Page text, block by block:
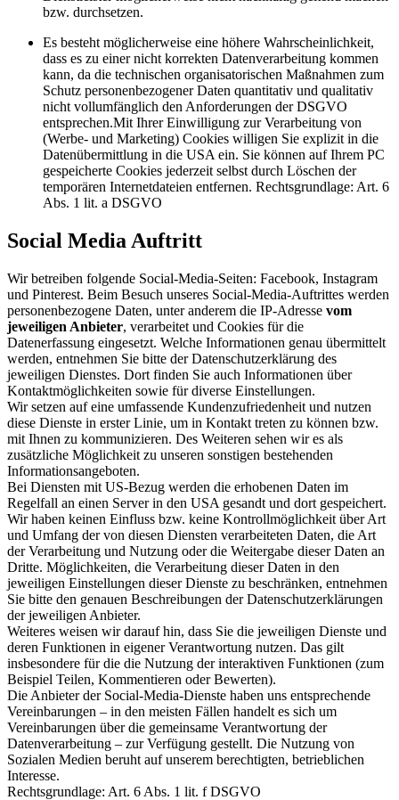
bzw. durchsetzen.
Es besteht möglicherweise eine höhere Wahrscheinlichkeit,
dass es zu einer nicht korrekten Datenverarbeitung kommen
kann, da die technischen organisatorischen Maßnahmen zum
Schutz personenbezogener Daten quantitativ und qualitativ
nicht vollumfänglich den Anforderungen der DSGVO
entsprechen.Mit Ihrer Einwilligung zur Verarbeitung von
(Werbe- und Marketing) Cookies willigen Sie explizit in die
Datenübermittlung in die USA ein. Sie können auf Ihrem PC
gespeicherte Cookies jederzeit selbst durch Löschen der
temporären Internetdateien entfernen. Rechtsgrundlage: Art. 6
Abs. 1 lit. a DSGVO
Social Media Auftritt
Wir betreiben folgende Social-Media-Seiten: Facebook, Instagram
und Pinterest. Beim Besuch unseres Social-Media-Auftrittes werden
personenbezogene Daten, unter anderem die IP-Adresse vom
jeweiligen Anbieter, verarbeitet und Cookies für die
Datenerfassung eingesetzt. Welche Informationen genau übermittelt
werden, entnehmen Sie bitte der Datenschutzerklärung des
jeweiligen Dienstes. Dort finden Sie auch Informationen über
Kontaktmöglichkeiten sowie für diverse Einstellungen.
Wir setzen auf eine umfassende Kundenzufriedenheit und nutzen
diese Dienste in erster Linie, um in Kontakt treten zu können bzw.
mit Ihnen zu kommunizieren. Des Weiteren sehen wir es als
zusätzliche Möglichkeit zu unseren sonstigen bestehenden
Informationsangeboten.
Bei Diensten mit US-Bezug werden die erhobenen Daten im
Regelfall an einen Server in den USA gesandt und dort gespeichert.
Wir haben keinen Einfluss bzw. keine Kontrollmöglichkeit über Art
und Umfang der von diesen Diensten verarbeiteten Daten, die Art
der Verarbeitung und Nutzung oder die Weitergabe dieser Daten an
Dritte. Möglichkeiten, die Verarbeitung dieser Daten in den
jeweiligen Einstellungen dieser Dienste zu beschränken, entnehmen
Sie bitte den genauen Beschreibungen der Datenschutzerklärungen
der jeweiligen Anbieter.
Weiteres weisen wir darauf hin, dass Sie die jeweiligen Dienste und
deren Funktionen in eigener Verantwortung nutzen. Das gilt
insbesondere für die die Nutzung der interaktiven Funktionen (zum
Beispiel Teilen, Kommentieren oder Bewerten).
Die Anbieter der Social-Media-Dienste haben uns entsprechende
Vereinbarungen – in den meisten Fällen handelt es sich um
Vereinbarungen über die gemeinsame Verantwortung der
Datenverarbeitung – zur Verfügung gestellt. Die Nutzung von
Sozialen Medien beruht auf unserem berechtigten, betrieblichen
Interesse.
Rechtsgrundlage: Art. 6 Abs. 1 lit. f DSGVO